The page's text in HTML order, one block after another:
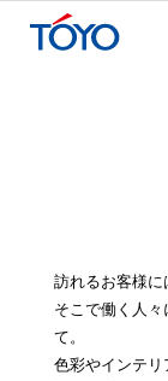
訪れるお客様に
そこで働く人
て。
色彩やインテ